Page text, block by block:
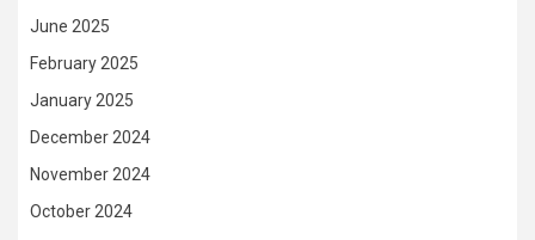
June 2025
February 2025
January 2025
December 2024
November 2024
October 2024